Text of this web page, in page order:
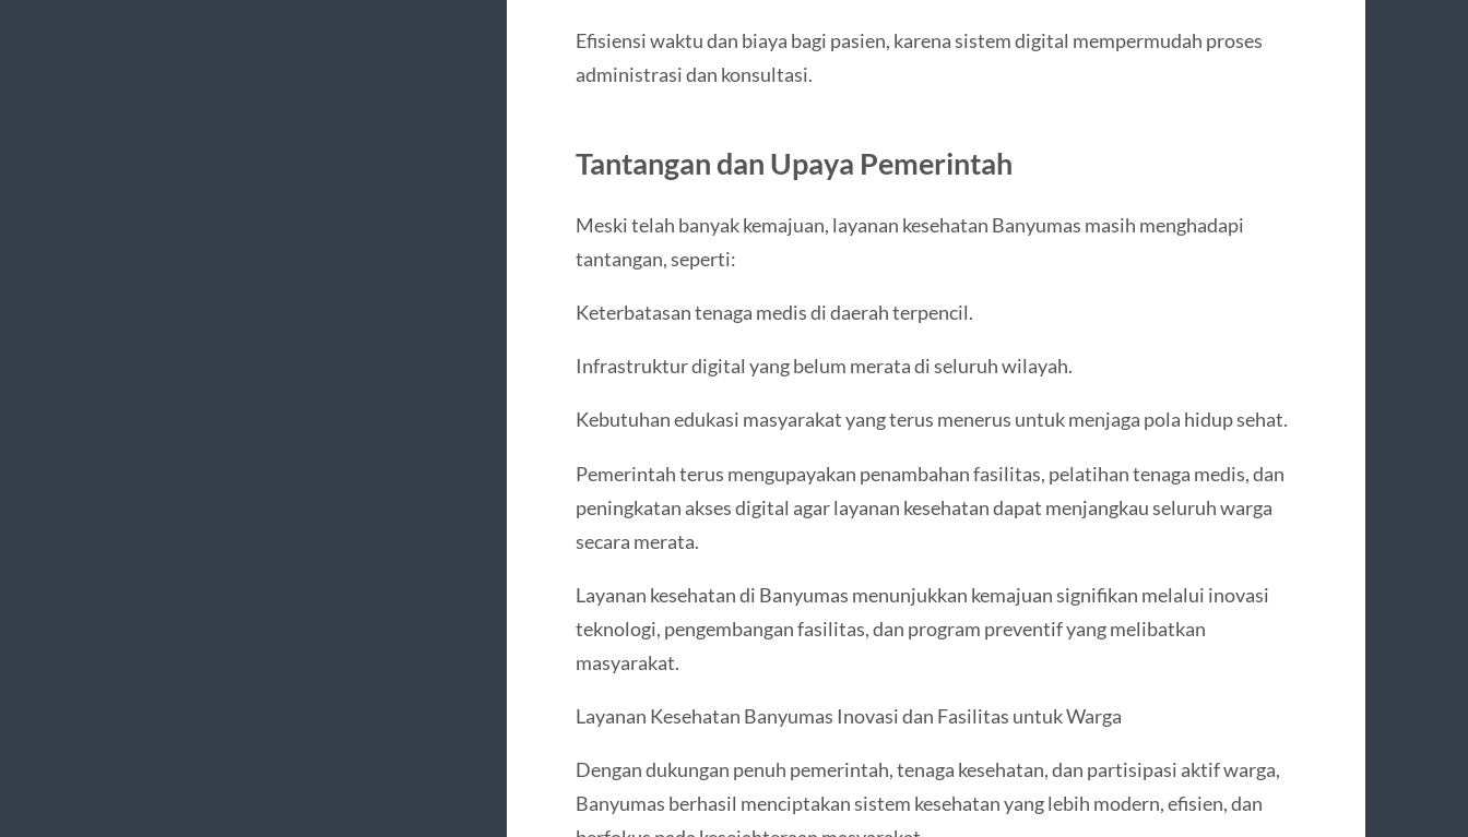
Efisiensi waktu dan biaya bagi pasien, karena sistem digital mempermudah proses
administrasi dan konsultasi.
Tantangan dan Upaya Pemerintah
Meski telah banyak kemajuan, layanan kesehatan Banyumas masih menghadapi
tantangan, seperti:
Keterbatasan tenaga medis di daerah terpencil.
Infrastruktur digital yang belum merata di seluruh wilayah.
Kebutuhan edukasi masyarakat yang terus menerus untuk menjaga pola hidup sehat.
Pemerintah terus mengupayakan penambahan fasilitas, pelatihan tenaga medis, dan
peningkatan akses digital agar layanan kesehatan dapat menjangkau seluruh warga
secara merata.
Layanan kesehatan di Banyumas menunjukkan kemajuan signifikan melalui inovasi
teknologi, pengembangan fasilitas, dan program preventif yang melibatkan
masyarakat.
Layanan Kesehatan Banyumas Inovasi dan Fasilitas untuk Warga
Dengan dukungan penuh pemerintah, tenaga kesehatan, dan partisipasi aktif warga,
Banyumas berhasil menciptakan sistem kesehatan yang lebih modern, efisien, dan